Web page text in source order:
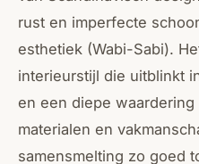
rust en imperfecte
esthetiek (Wabi-Sabi).
interieurstijl die uitblinkt
en een diepe
materialen en
samensmelting zo goed